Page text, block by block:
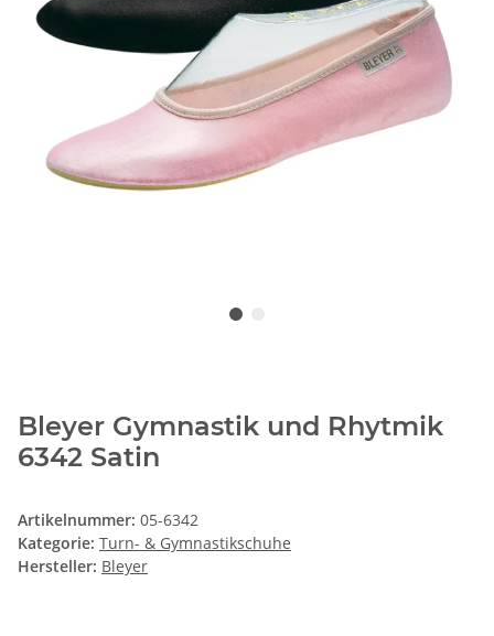
Bleyer Gymnastik und Rhytmik
6342 Satin
Artikelnummer: 05-6342
Kategorie: Turn- & Gymnastikschuhe
Hersteller: Bleyer